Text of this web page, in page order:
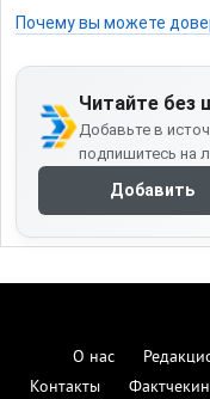
Почему вы можете
Читайте без
Добавьте в
подпишитесь на
Добавить
О нас
Контакты